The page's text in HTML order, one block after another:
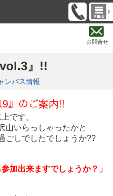
お問合せ
』!!
ンパス情報
』のご案内!!
です。
山いらっしゃったかと
ごしでしたでしょうか??
参加出来ますでしょうか？」